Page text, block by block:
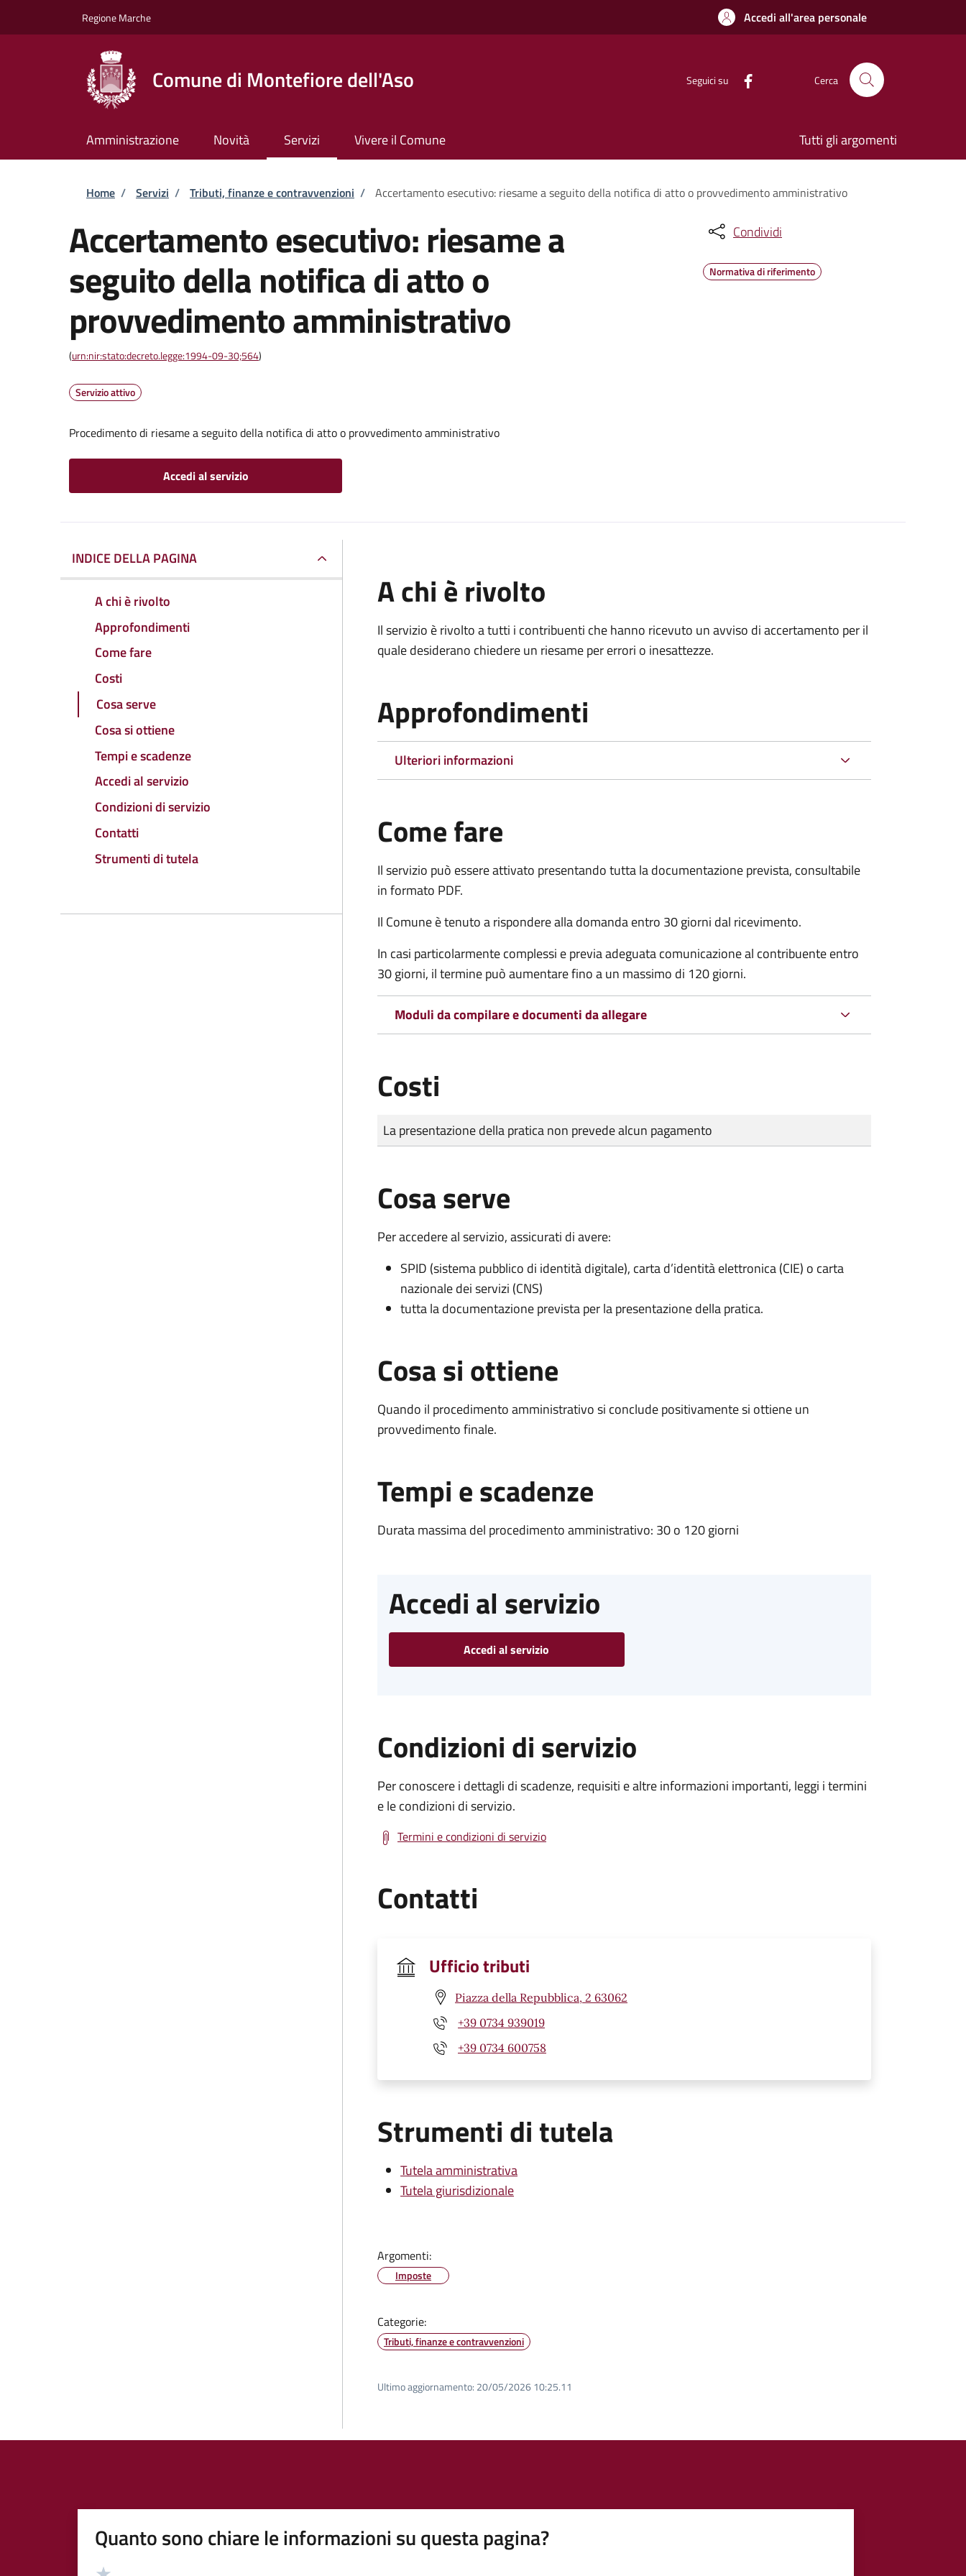
Regione Marche Accedi all'area personale
Comune di Montefiore dell'Aso Seguici su Cerca
Amministrazione Novità Servizi Vivere il Comune Tutti gli argomenti
Briciole di pane
Home / Servizi / Tributi, finanze e contravvenzioni / Accertamento esecutivo: riesame a seguito della notifica di atto o provvedimento amministrativo
Accertamento esecutivo: riesame a
seguito della notifica di atto o
provvedimento amministrativo
(urn:nir:stato:decreto.legge:1994-09-30;564)
Servizio attivo
Procedimento di riesame a seguito della notifica di atto o provvedimento amministrativo
Accedi al servizio
Condividi
Normativa di riferimento
INDICE DELLA PAGINA
A chi è rivolto
Approfondimenti
Come fare
Costi
Cosa serve
Cosa si ottiene
Tempi e scadenze
Accedi al servizio
Condizioni di servizio
Contatti
Strumenti di tutela
A chi è rivolto
Il servizio è rivolto a tutti i contribuenti che hanno ricevuto un avviso di accertamento per il
quale desiderano chiedere un riesame per errori o inesattezze.
Approfondimenti
Ulteriori informazioni
Come fare
Il servizio può essere attivato presentando tutta la documentazione prevista, consultabile
in formato PDF.
Il Comune è tenuto a rispondere alla domanda entro 30 giorni dal ricevimento.
In casi particolarmente complessi e previa adeguata comunicazione al contribuente entro
30 giorni, il termine può aumentare fino a un massimo di 120 giorni.
Moduli da compilare e documenti da allegare
Costi
Tipo di pagamento
Importo
La presentazione della pratica non prevede alcun pagamento
Cosa serve
Per accedere al servizio, assicurati di avere:
SPID (sistema pubblico di identità digitale), carta d’identità elettronica (CIE) o carta
nazionale dei servizi (CNS)
tutta la documentazione prevista per la presentazione della pratica.
Cosa si ottiene
Quando il procedimento amministrativo si conclude positivamente si ottiene un
provvedimento finale.
Tempi e scadenze
Durata massima del procedimento amministrativo: 30 o 120 giorni
Accedi al servizio
Accedi al servizio
Condizioni di servizio
Per conoscere i dettagli di scadenze, requisiti e altre informazioni importanti, leggi i termini
e le condizioni di servizio.
Termini e condizioni di servizio
Contatti
Ufficio tributi
Piazza della Repubblica, 2 63062
+39 0734 939019
+39 0734 600758
Strumenti di tutela
Tutela amministrativa
Tutela giurisdizionale
Argomenti:
Imposte
Categorie:
Tributi, finanze e contravvenzioni
Ultimo aggiornamento: 20/05/2026 10:25.11
Quanto sono chiare le informazioni su questa pagina?
Valutazione